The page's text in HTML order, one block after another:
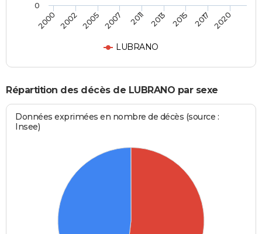
LUBRANO
2000 2002 2005 2007 2011 2013 2015 2017 2020
0
Répartition des décès de LUBRANO par sexe
Données exprimées en nombre de décès (source :
Insee)